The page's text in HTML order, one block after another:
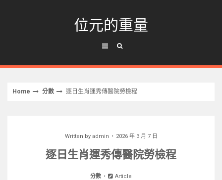
位元的重量
Home 分數 逐日生肖運秀傳醫院勞檢程
Written by admin 2026 年 3 月 7 日
逐日生肖運秀傳醫院勞檢程
分數 Article